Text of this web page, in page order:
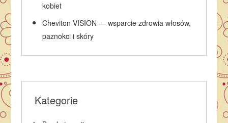
kobiet
Cheviton VISION — wsparcie zdrowia włosów,
paznokci i skóry
Kategorie